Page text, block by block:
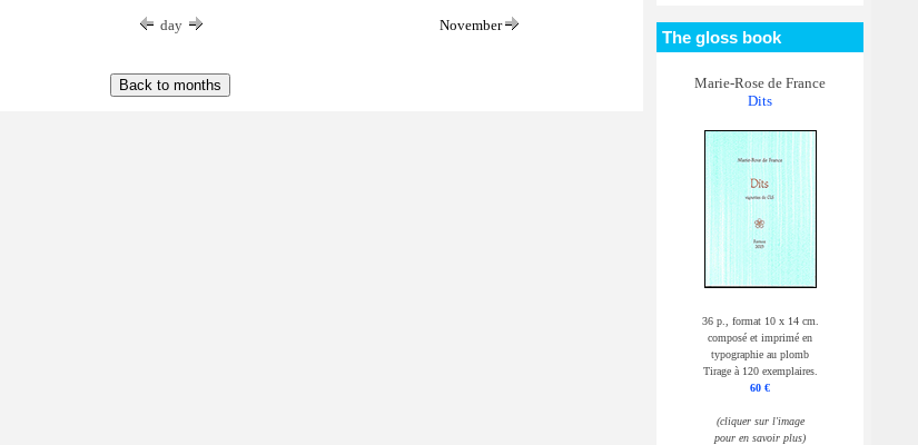
day November
The gloss book
Marie-Rose de France
Dits
36 p., format 10 x 14 cm.
composé et imprimé en
typographie au plomb
Tirage à 120 exemplaires.
60 €
(cliquer sur l'image
pour en savoir plus)